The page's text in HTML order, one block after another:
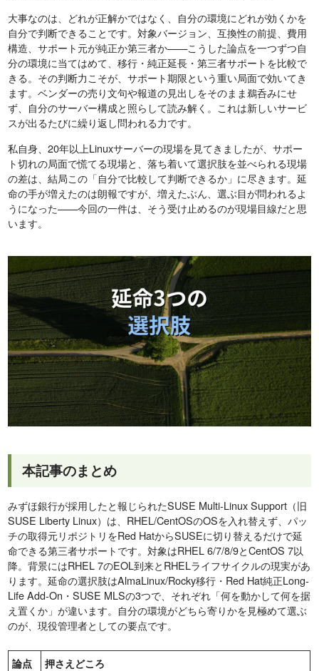
大事なのは、どれが正解かではなく、自分の環境にどれが効くかを
自分で判断できることです。対象バージョン、互換性の前提、費用
構造、サポート元が純正か第三者か——こうした論点を一つずつ自
分の環境に当てはめて、移行・純正延長・第三者サポートを比較で
きる。その判断力こそが、サポート期限という重い局面で効いてき
ます。ベンダーの売り文句や報道の見出しをそのまま鵜呑みにせ
ず、自分のサーバー構成と照らして読み解く。これは新しいサービ
スが出るたびに繰り返し問われる力です。
私自身、20年以上Linuxサーバーの現場を見てきましたが、サポー
ト切れの局面で慌てる現場と、落ち着いて選択肢を並べられる現場
の差は、結局この「自分で比較して判断できるか」に尽きます。延
命の手が増えたのは朗報ですが、増えたぶん、選ぶ目が問われるよ
うになった——今回の一件は、そう受け止めるのが現場目線だと思
います。
本記事のまとめ
みずほ銀行が採用したと報じられたSUSE Multi-Linux Support（旧
SUSE Liberty Linux）は、RHEL/CentOSのOSを入れ替えず、パッ
チの取得元リポジトリをRed HatからSUSEに切り替えるだけで延
命できる第三者サポートです。対象はRHEL 6/7/8/9とCentOS 7以
降。背景にはRHEL 7のEOL到来とRHELライフサイクルの現実があ
ります。延命の選択肢はAlmaLinux/Rocky移行・Red Hat純正Long-
Life Add-On・SUSE MLSの3つで、それぞれ「何を動かして何を据
え置くか」が違います。自分の環境がどちら寄りかを見極めて選ぶ
のが、現役管理者としての要点です。
論点 押さえどころ